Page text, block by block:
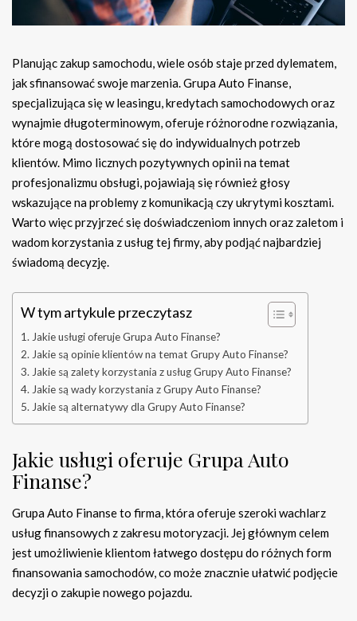
Planując zakup samochodu, wiele osób staje przed dylematem,
jak sfinansować swoje marzenia. Grupa Auto Finanse,
specjalizująca się w leasingu, kredytach samochodowych oraz
wynajmie długoterminowym, oferuje różnorodne rozwiązania,
które mogą dostosować się do indywidualnych potrzeb
klientów. Mimo licznych pozytywnych opinii na temat
profesjonalizmu obsługi, pojawiają się również głosy
wskazujące na problemy z komunikacją czy ukrytymi kosztami.
Warto więc przyjrzeć się doświadczeniom innych oraz zaletom i
wadom korzystania z usług tej firmy, aby podjąć najbardziej
świadomą decyzję.
W tym artykule przeczytasz
Jakie usługi oferuje Grupa Auto Finanse?
Jakie są opinie klientów na temat Grupy Auto Finanse?
Jakie są zalety korzystania z usług Grupy Auto Finanse?
Jakie są wady korzystania z Grupy Auto Finanse?
Jakie są alternatywy dla Grupy Auto Finanse?
Jakie usługi oferuje Grupa Auto
Finanse?
Grupa Auto Finanse to firma, która oferuje szeroki wachlarz
usług finansowych z zakresu motoryzacji. Jej głównym celem
jest umożliwienie klientom łatwego dostępu do różnych form
finansowania samochodów, co może znacznie ułatwić podjęcie
decyzji o zakupie nowego pojazdu.